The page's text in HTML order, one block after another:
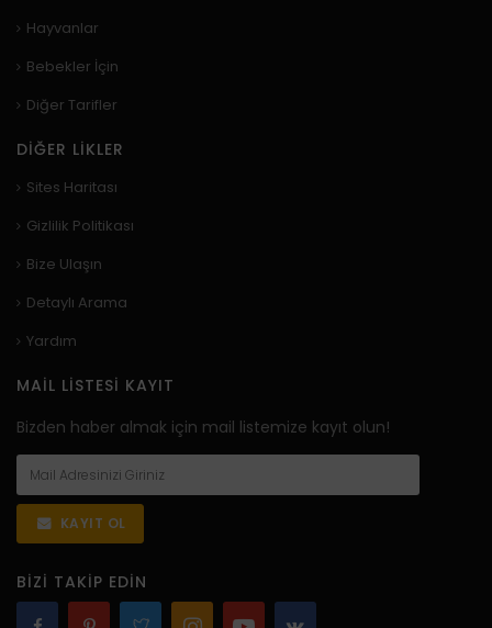
Hayvanlar
Bebekler İçin
Diğer Tarifler
DIĞER LIKLER
Sites Haritası
Gizlilik Politikası
Bize Ulaşın
Detaylı Arama
Yardım
MAIL LISTESI KAYIT
Bizden haber almak için mail listemize kayıt olun!
KAYIT OL
BIZI TAKIP EDIN